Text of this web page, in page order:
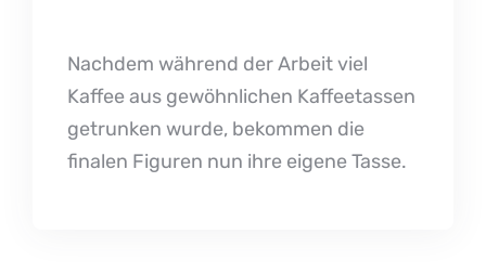
Nachdem während der Arbeit viel
Kaffee aus gewöhnlichen Kaffeetassen
getrunken wurde, bekommen die
finalen Figuren nun ihre eigene Tasse.